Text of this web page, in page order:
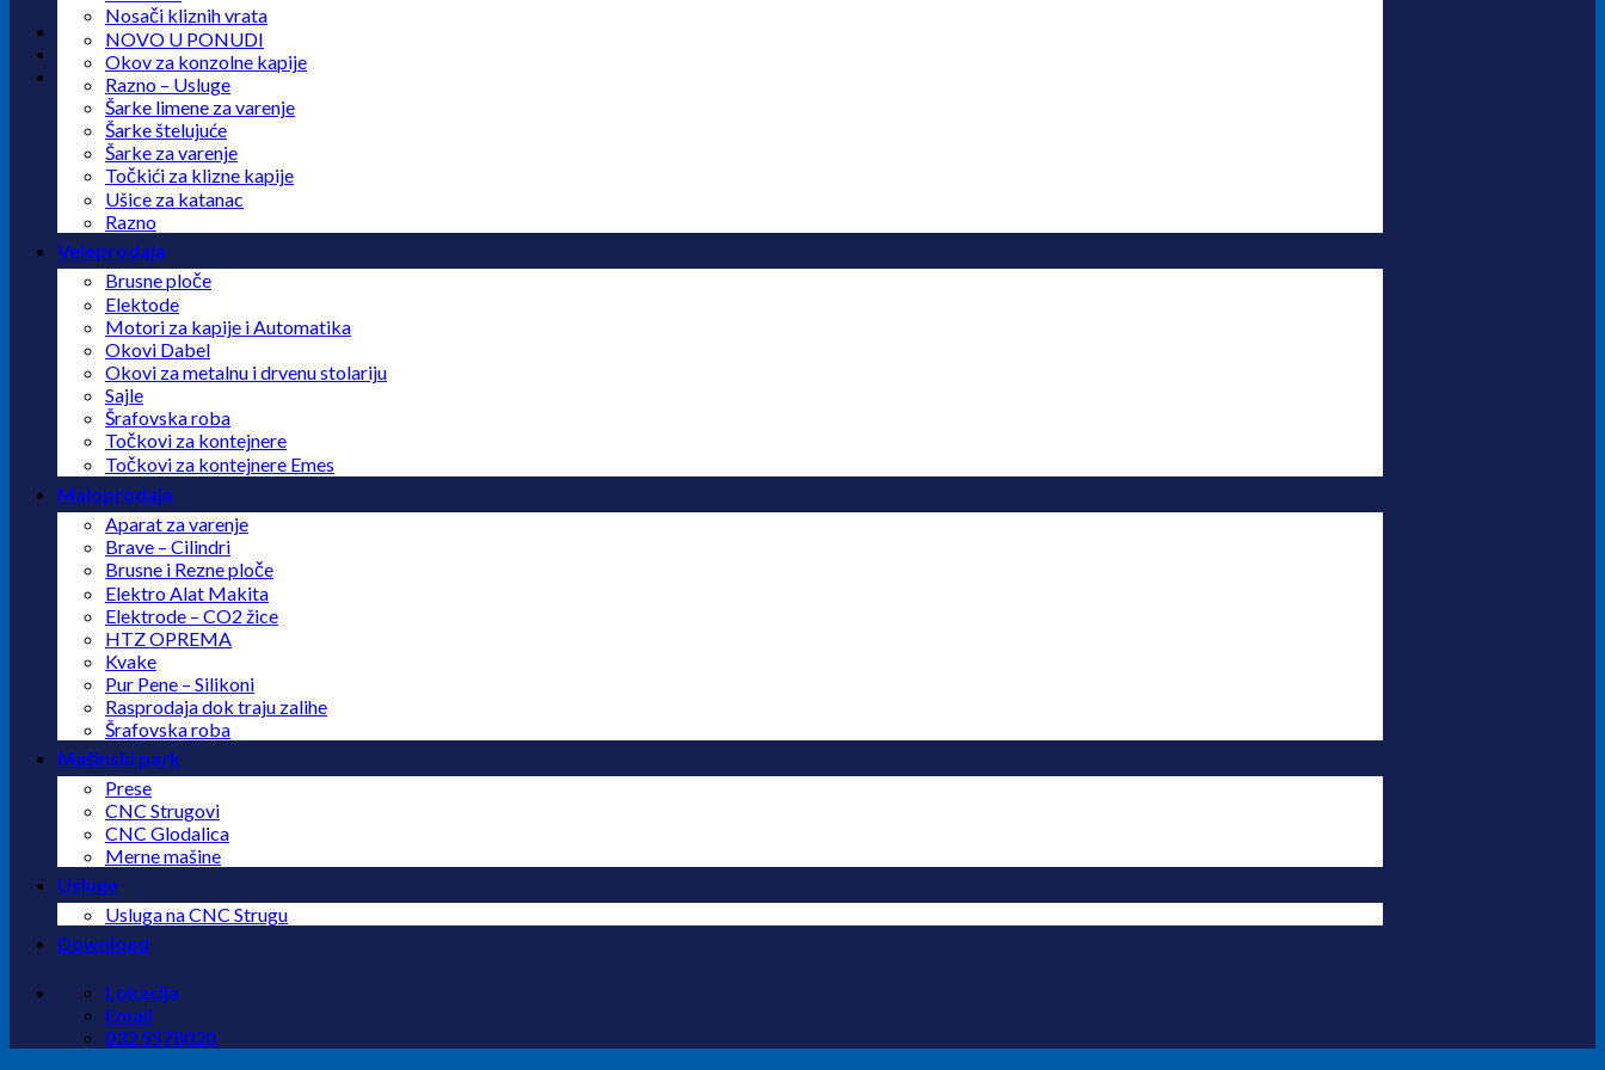
Nosači kliznih vrata
NOVO U PONUDI
Okov za konzolne kapije
Razno – Usluge
Šarke limene za varenje
Šarke štelujuće
Šarke za varenje
Točkići za klizne kapije
Ušice za katanac
Razno
Veleprodaja
Brusne ploče
Elektode
Motori za kapije i Automatika
Okovi Dabel
Okovi za metalnu i drvenu stolariju
Sajle
Šrafovska roba
Točkovi za kontejnere
Točkovi za kontejnere Emes
Maloprodaja
Aparat za varenje
Brave – Cilindri
Brusne i Rezne ploče
Elektro Alat Makita
Elektrode – CO2 žice
HTZ OPREMA
Kvake
Pur Pene – Silikoni
Rasprodaja dok traju zalihe
Šrafovska roba
Mašinski park
Prese
CNC Strugovi
CNC Glodalica
Merne mašine
Usluge
Usluga na CNC Strugu
Download
Lokacija
Email
032 5578020